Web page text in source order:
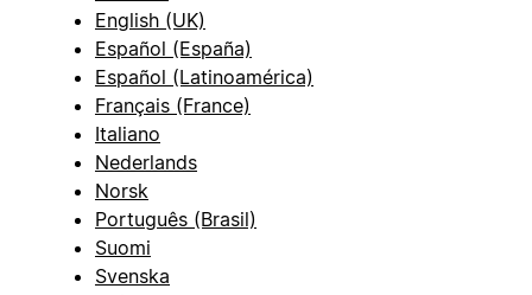
English (UK)
Español (España)
Español (Latinoamérica)
Français (France)
Italiano
Nederlands
Norsk
Português (Brasil)
Suomi
Svenska